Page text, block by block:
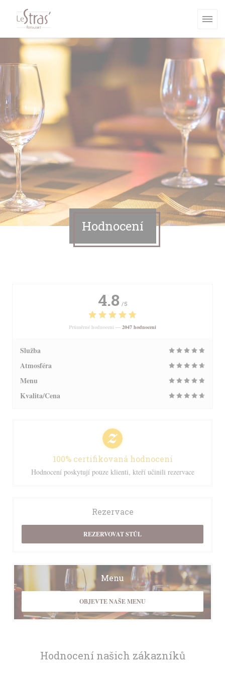
Hodnocení
Hodnocení našich zákazníků
4.8 /5
Průměrné hodnocení — 2047 hodnoceni
Služba
Atmosféra
Menu
Kvalita/Cena
100% certifikovaná hodnocení
Hodnocení poskytují pouze klienti, kteří učinili rezervace
Rezervace
REZERVOVAT STŮL
Menu
OBJEVTE NAŠE MENU